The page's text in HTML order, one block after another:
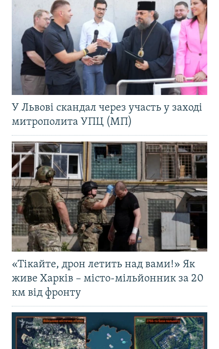
У Львові скандал через участь у заході
митрополита УПЦ (МП)
«Тікайте, дрон летить над вами!» Як
живе Харків – місто-мільйонник за 20
км від фронту